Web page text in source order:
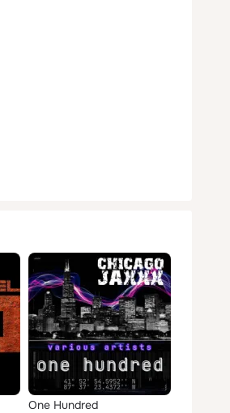
One Hundred